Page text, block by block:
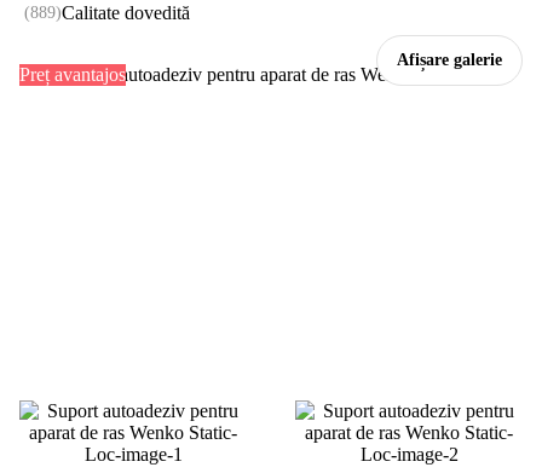
Afișare galerie
Preț avantajos
(889)Calitate dovedită